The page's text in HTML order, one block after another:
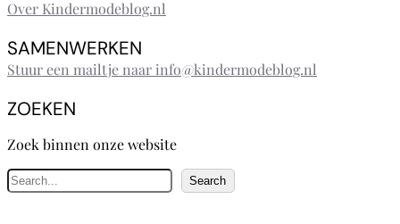
Over Kindermodeblog.nl
SAMENWERKEN
Stuur een mailtje naar info@kindermodeblog.nl
ZOEKEN
Zoek binnen onze website
Z
o
Search